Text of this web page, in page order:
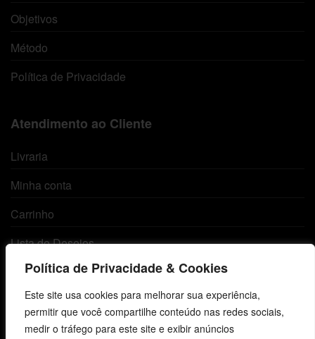
Política de Privacidade & Cookies
Este site usa cookies para melhorar sua experiência,
permitir que você compartilhe conteúdo nas redes sociais,
medir o tráfego para este site e exibir anúncios
Objetivos
Método
Política de Privacidade
Atendimento ao Cliente
Livraria
Minha conta
Carrinho
Lista de Desejos
Termos e Condições
Centro de Estudos Bíblicos